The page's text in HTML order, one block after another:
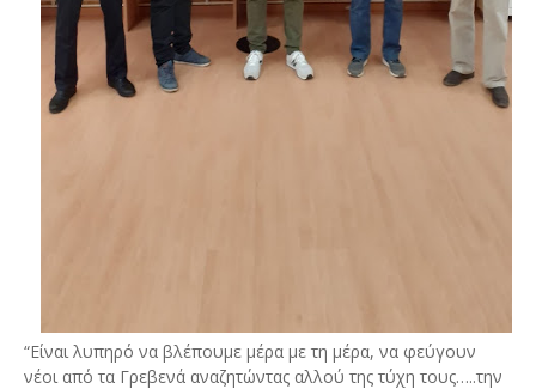
“Είναι λυπηρό να βλέπουμε μέρα με τη μέρα, να φεύγουν
νέοι από τα Γρεβενά αναζητώντας αλλού της τύχη τους…..την